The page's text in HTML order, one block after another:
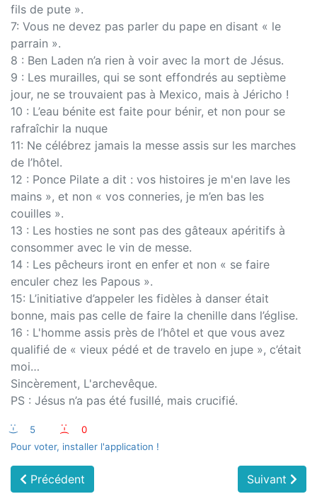
fils de pute ».
7: Vous ne devez pas parler du pape en disant « le
parrain ».
8 : Ben Laden n’a rien à voir avec la mort de Jésus.
9 : Les murailles, qui se sont effondrés au septième
jour, ne se trouvaient pas à Mexico, mais à Jéricho !
10 : L’eau bénite est faite pour bénir, et non pour se
rafraîchir la nuque
11: Ne célébrez jamais la messe assis sur les marches
de l’hôtel.
12 : Ponce Pilate a dit : vos histoires je m'en lave les
mains », et non « vos conneries, je m’en bas les
couilles ».
13 : Les hosties ne sont pas des gâteaux apéritifs à
consommer avec le vin de messe.
14 : Les pêcheurs iront en enfer et non « se faire
enculer chez les Papous ».
15: L’initiative d’appeler les fidèles à danser était
bonne, mais pas celle de faire la chenille dans l’église.
16 : L'homme assis près de l’hôtel et que vous avez
qualifié de « vieux pédé et de travelo en jupe », c’était
moi…
Sincèrement, L'archevêque.
PS : Jésus n’a pas été fusillé, mais crucifié.
:-) 5 :-(
0
Pour voter, installer l'application !
Précédent Suivant